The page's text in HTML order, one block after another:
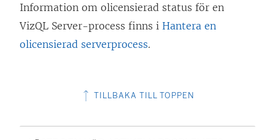
Information om olicensierad status för en
VizQL Server-process finns i Hantera en
olicensierad serverprocess.
TILLBAKA TILL TOPPEN